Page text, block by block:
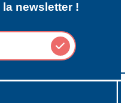
newsletter !